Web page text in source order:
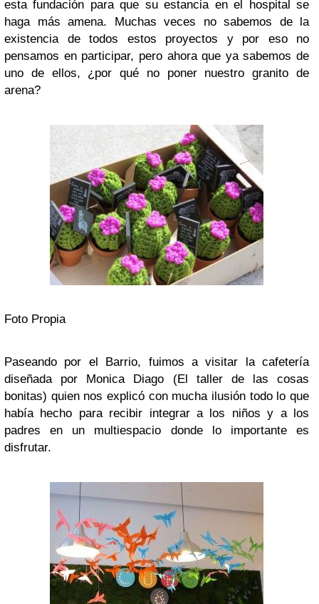
esta fundación para que su estancia en el hospital se
haga más amena. Muchas veces no sabemos de la
existencia de todos estos proyectos y por eso no
pensamos en participar, pero ahora que ya sabemos de
uno de ellos, ¿por qué no poner nuestro granito de
arena?
Foto Propia
Paseando por el Barrio, fuimos a visitar la cafetería
diseñada por Monica Diago (El taller de las cosas
bonitas) quien nos explicó con mucha ilusión todo lo que
había hecho para recibir integrar a los niños y a los
padres en un multiespacio donde lo importante es
disfrutar.